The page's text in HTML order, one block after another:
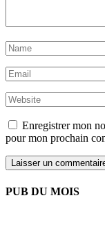
Enregistrer mon
pour mon prochain
PUB DU MOIS